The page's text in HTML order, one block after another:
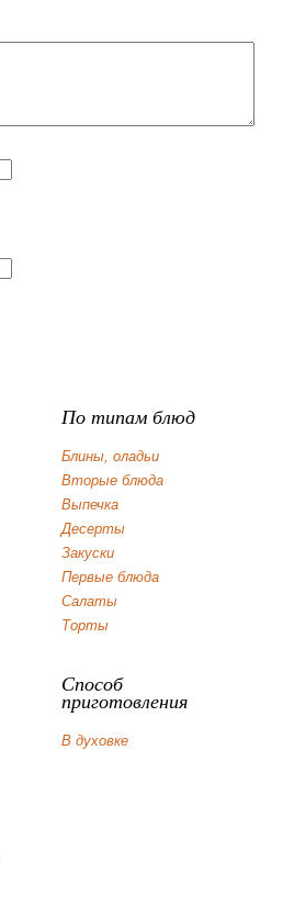
По типам блюд
Блины, оладьи
Вторые блюда
Выпечка
Десерты
Закуски
Первые блюда
Салаты
Торты
Способ
приготовления
В духовке